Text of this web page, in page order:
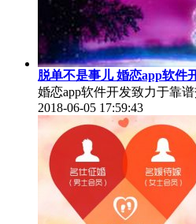
脱单不是事儿 婚恋app软件
婚恋app软件开发致力于靠
2018-06-05 17:59:43